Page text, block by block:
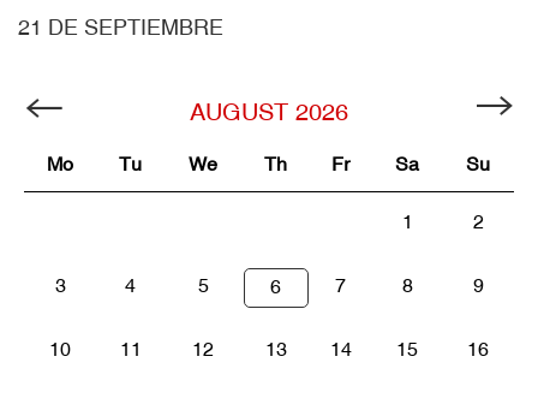
21 DE SEPTIEMBRE
AUGUST 2026
Mo Tu We Th Fr Sa Su
1 2
3 4 5 6 7 8 9
10 11 12 13 14 15 16